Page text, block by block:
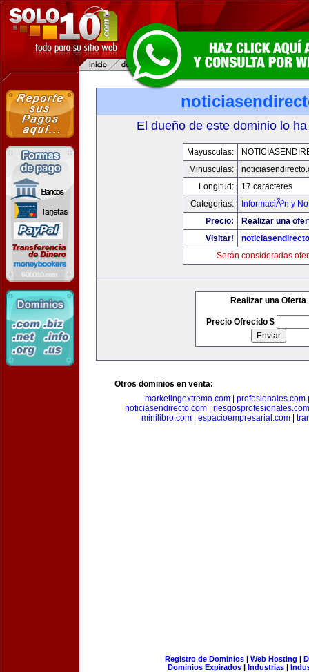
El dueño de este dominio lo
Mayusculas:
Minusculas:
Longitud:
17 caracteres
Categorias:
InformaciÃ³n y
Precio:
Realizar una
Visitar!
Serán consideradas
Realizar una Oferta
Precio Ofrecido $
Otros dominios en venta:
marketingextremo.com|
noticiasendirecto.com
riesgosprofesionales.com
minilibro.com| espacioempresarial.com|
Registro de Dominios| Web Hosting |
Dominios Expirados | Industrias |